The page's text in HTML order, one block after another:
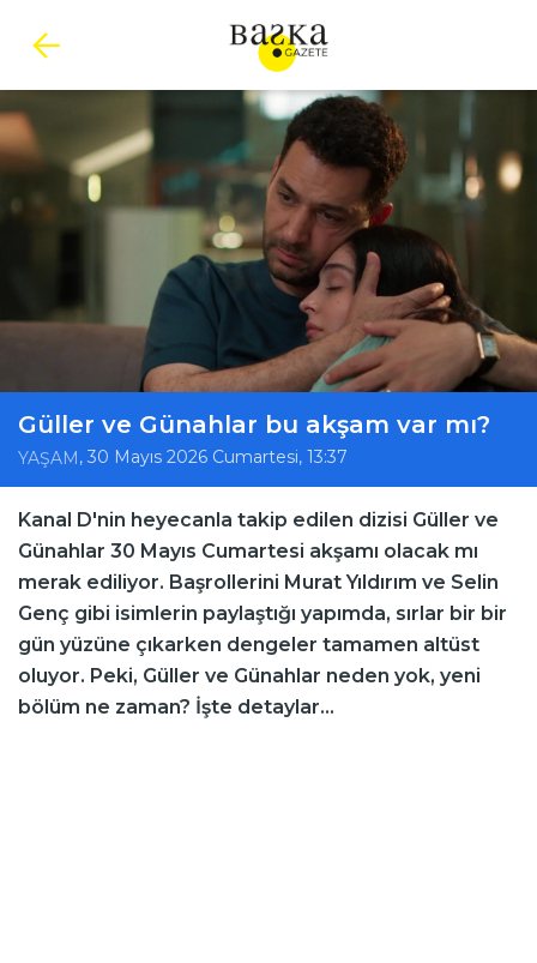
Güller ve Günahlar bu akşam var mı?
YAŞAM , 30 Mayıs 2026 Cumartesi, 13:37
Kanal D'nin heyecanla takip edilen dizisi Güller ve
Günahlar 30 Mayıs Cumartesi akşamı olacak mı
merak ediliyor. Başrollerini Murat Yıldırım ve Selin
Genç gibi isimlerin paylaştığı yapımda, sırlar bir bir
gün yüzüne çıkarken dengeler tamamen altüst
oluyor. Peki, Güller ve Günahlar neden yok, yeni
bölüm ne zaman? İşte detaylar...